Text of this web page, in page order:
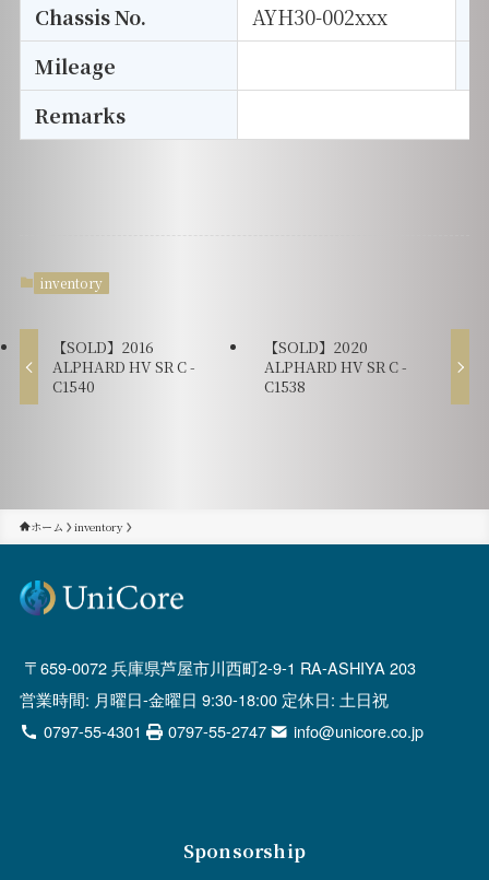
Chassis No.
AYH30-002xxx
Mileage
Remarks
inventory
【SOLD】2016
ALPHARD HV SR C -
C1540
【SOLD】2020
ALPHARD HV SR C -
C1538
ホーム inventory
659-0072 兵庫県芦屋市川西町2-9-1 RA-ASHIYA 203
営業時間: 月曜日-金曜日 9:30-18:00 定休日: 土日祝
0797-55-4301
0797-55-2747 info@unicore.co.jp
Sponsorship